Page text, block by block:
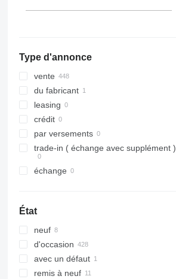
Type d'annonce
vente
du fabricant
leasing
crédit
par versements
trade-in ( échange avec supplément )
échange
État
neuf
d'occasion
avec un défaut
remis à neuf